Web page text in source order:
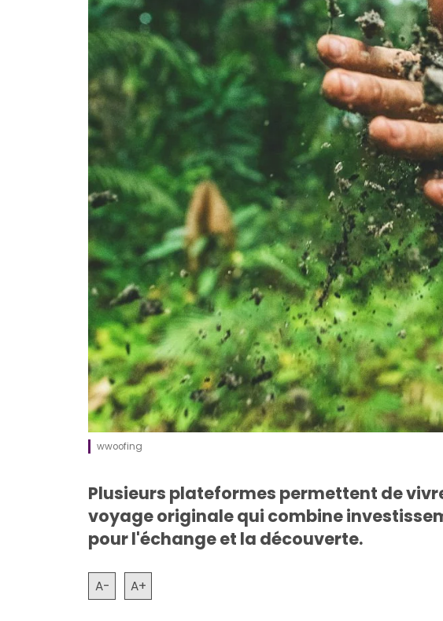
wwoofing
Plusieurs plateformes permettent de
voyage originale qui combine
pour l'échange et la découverte.
A- A+